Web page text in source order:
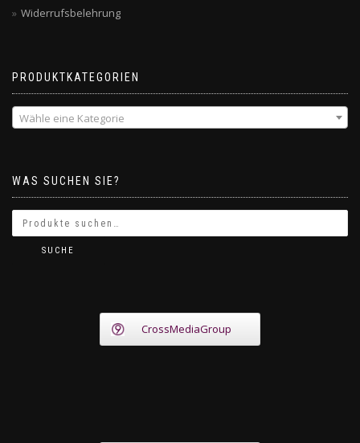
Widerrufsbelehrung
PRODUKTKATEGORIEN
Wähle eine Kategorie
WAS SUCHEN SIE?
SUCHE
CrossMediaGroup